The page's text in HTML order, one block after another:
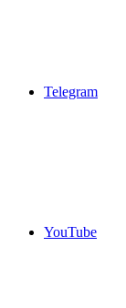
Telegram
YouTube